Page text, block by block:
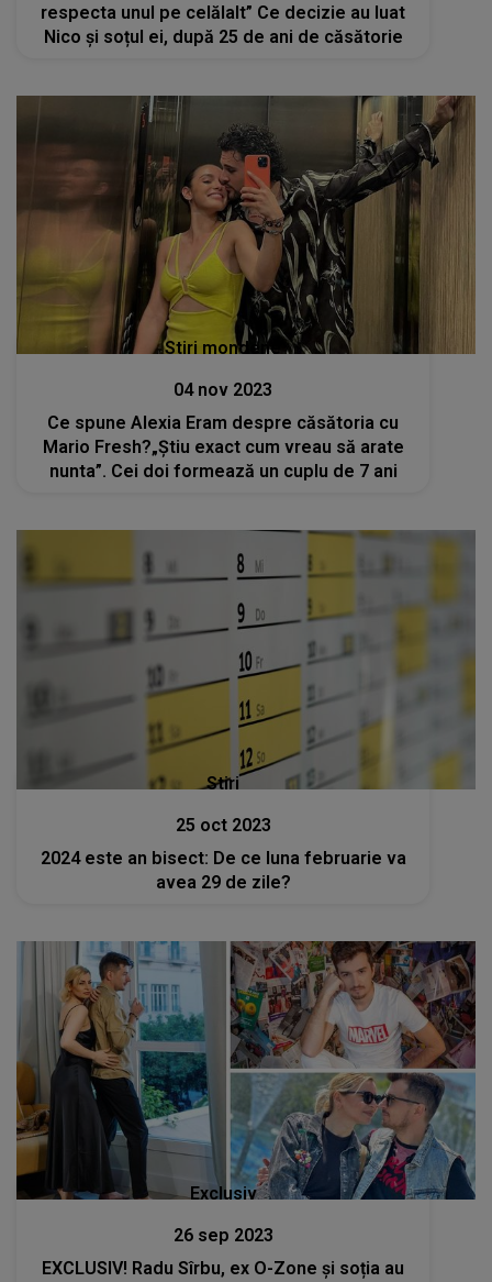
respecta unul pe celălalt” Ce decizie au luat
Nico și soțul ei, după 25 de ani de căsătorie
Stiri mondene
04 nov 2023
Ce spune Alexia Eram despre căsătoria cu
Mario Fresh?„Știu exact cum vreau să arate
nunta”. Cei doi formează un cuplu de 7 ani
Stiri
25 oct 2023
2024 este an bisect: De ce luna februarie va
avea 29 de zile?
Exclusiv
26 sep 2023
EXCLUSIV! Radu Sîrbu, ex O-Zone și soția au